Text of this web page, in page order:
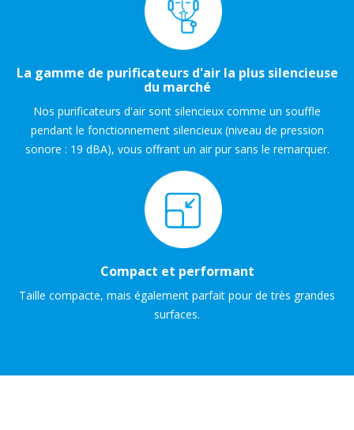
La gamme de purificateurs d'air la plus silencieuse
du marché
Nos purificateurs d'air sont silencieux comme un souffle
pendant le fonctionnement silencieux (niveau de pression
sonore : 19 dBA), vous offrant un air pur sans le remarquer.
Compact et performant
Taille compacte, mais également parfait pour de très grandes
surfaces.